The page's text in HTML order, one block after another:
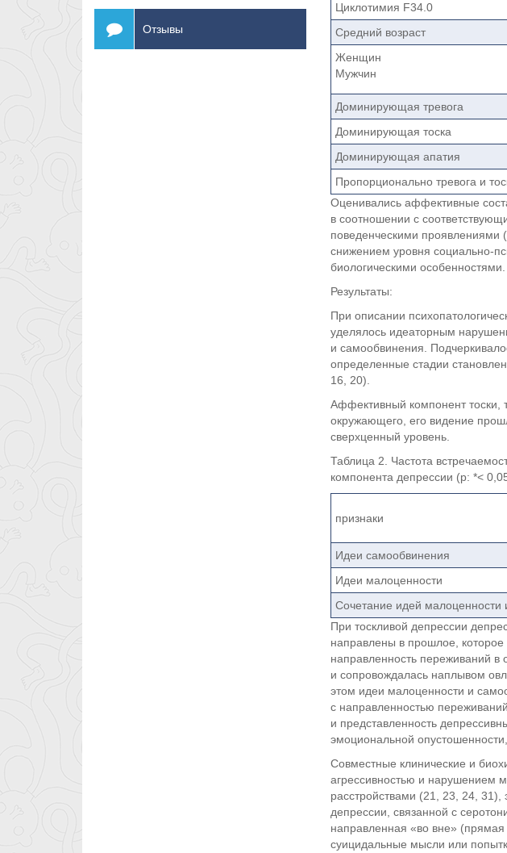
Отзывы
Циклотимия F34.0
Средний возраст
Женщин
Мужчин
Доминирующая тревога
Доминирующая тоска
Доминирующая апатия
Пропорционально тревога и
Оценивались аффективные
в соотношении с
поведенческими проявлениями
снижением уровня социально-
биологическими особенностями.
Результаты:
При описании
уделялось идеаторным
и самообвинения.
определенные стадии
16, 20).
Аффективный компонент тоски,
окружающего, его видение
сверхценный уровень.
Таблица 2. Частота
компонента депрессии (р: *<
признаки
Идеи самообвинения
Идеи малоценности
Сочетание идей малоценности
При тоскливой депрессии
направлены в прошлое,
направленность переживаний в
и сопровождалась наплывом
этом идеи малоценности и
с направленностью
и представленность
эмоциональной
Совместные клинические и
агрессивностью и нарушением
расстройствами (21, 23, 24, 31),
депрессии, связанной с
направленная «во вне»
суицидальные мысли или